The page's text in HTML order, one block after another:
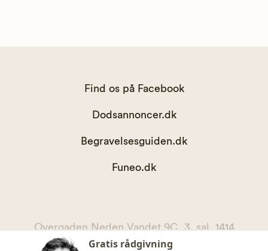
Find os på Facebook
Dodsannoncer.dk
Begravelsesguiden.dk
Funeo.dk
Overgaden Neden Vandet 9C, 3. sal, 1414
København K
Gratis rådgivning